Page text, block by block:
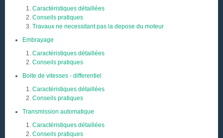
Caractéristiques détaillées
Conseils pratiques
Travaux ne necessitant pas la depose du moteur
Embrayage
Caractéristiques détaillées
Conseils pratiques
Boite de vitesses - differentiel
Caractéristiques détaillées
Conseils pratiques
Transmission automatique
Caractéristiques détaillées
Conseils pratiques